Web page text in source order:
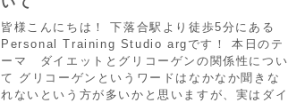
皆様こんにちは！ 下落合駅より徒歩5分にある
Personal Training Studio argです！ 本日のテ
ーマ ダイエットとグリコーゲンの関係性につい
て グリコーゲンというワードはなかなか聞きな
れないという方が多いかと思いますが、実はダイ